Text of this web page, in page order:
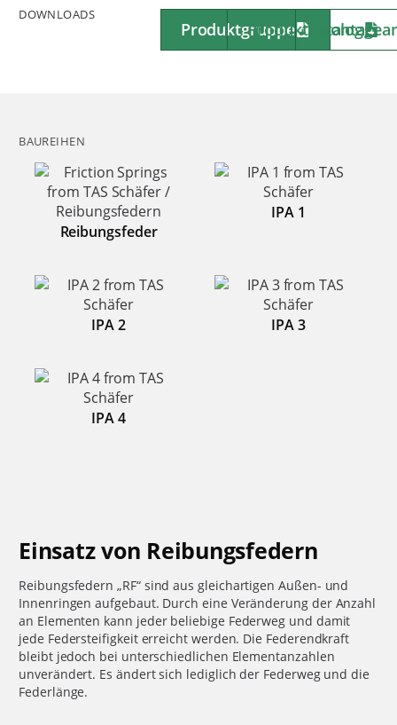
DOWNLOADS
ProduktgruppeProduktkatalog
BAUREIHEN
Reibungsfeder
IPA 1
IPA 2 IPA 3
IPA 4
Einsatz von Reibungsfedern
Reibungsfedern „RF“ sind aus gleichartigen Außen- und
Innenringen aufgebaut. Durch eine Veränderung der Anzahl
an Elementen kann jeder beliebige Federweg und damit
jede Federsteifigkeit erreicht werden. Die Federendkraft
bleibt jedoch bei unterschiedlichen Elementanzahlen
unverändert. Es ändert sich lediglich der Federweg und die
Federlänge.